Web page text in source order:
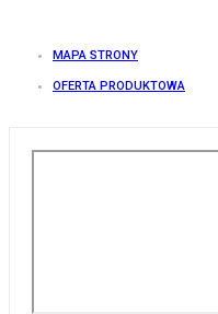
MAPA STRONY
OFERTA PRODUKTOWA